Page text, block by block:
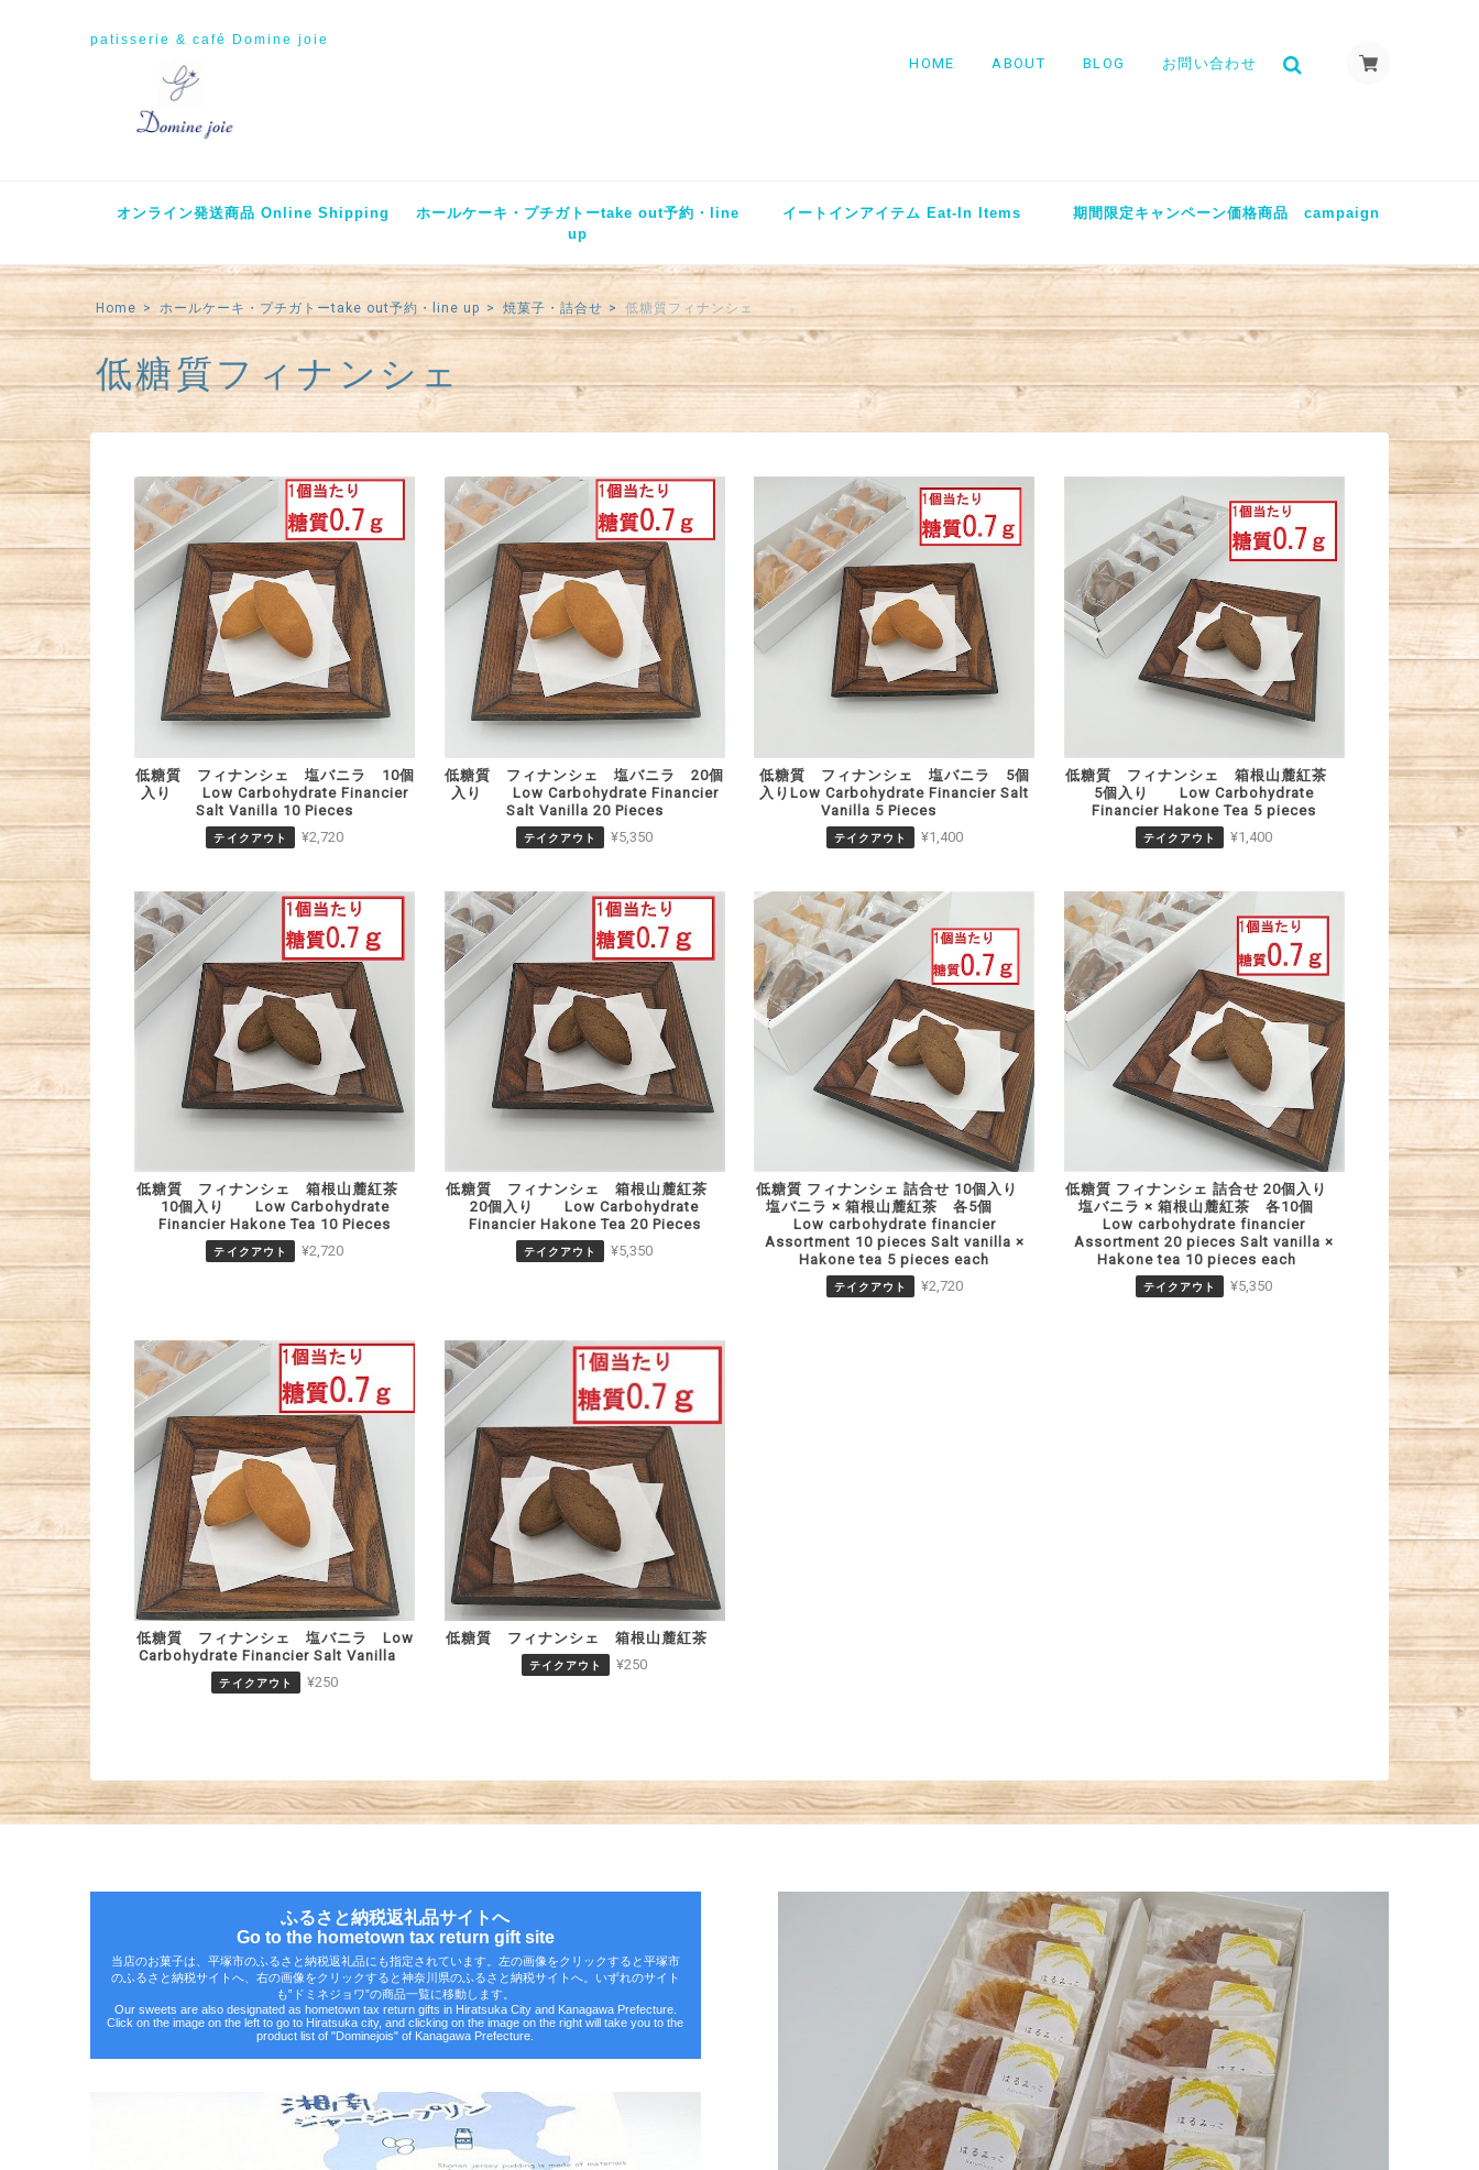
patisserie & café Domine joie
HOME ABOUT BLOG お問い合わせ
オンライン発送商品 Online Shipping
ホールケーキ・プチガトーtake out予約・line
up
イートインアイテム Eat-In Items 期間限定キャンペーン価格商品 campaign
Home ホールケーキ・プチガトーtake out予約・line up 焼菓子・詰合せ 低糖質フィナンシェ
低糖質フィナンシェ
低糖質 フィナンシェ 塩バニラ 10個
入り Low Carbohydrate Financier
Salt Vanilla 10 Pieces
テイクアウト ¥2,720
低糖質 フィナンシェ 塩バニラ 20個
入り Low Carbohydrate Financier
Salt Vanilla 20 Pieces
テイクアウト ¥5,350
低糖質 フィナンシェ 塩バニラ 5個
入りLow Carbohydrate Financier Salt
Vanilla 5 Pieces
テイクアウト ¥1,400
低糖質 フィナンシェ 箱根山麓紅茶
5個入り Low Carbohydrate
Financier Hakone Tea 5 pieces
テイクアウト ¥1,400
低糖質 フィナンシェ 箱根山麓紅茶
10個入り Low Carbohydrate
Financier Hakone Tea 10 Pieces
テイクアウト ¥2,720
低糖質 フィナンシェ 箱根山麓紅茶
20個入り Low Carbohydrate
Financier Hakone Tea 20 Pieces
テイクアウト ¥5,350
低糖質 フィナンシェ 詰合せ 10個入り
塩バニラ × 箱根山麓紅茶 各5個
Low carbohydrate financier
Assortment 10 pieces Salt vanilla ×
Hakone tea 5 pieces each
テイクアウト ¥2,720
低糖質 フィナンシェ 詰合せ 20個入り
塩バニラ × 箱根山麓紅茶 各10個
Low carbohydrate financier
Assortment 20 pieces Salt vanilla ×
Hakone tea 10 pieces each
テイクアウト ¥5,350
低糖質 フィナンシェ 塩バニラ Low
Carbohydrate Financier Salt Vanilla
テイクアウト ¥250
低糖質 フィナンシェ 箱根山麓紅茶
テイクアウト ¥250
ふるさと納税返礼品サイトへ
Go to the hometown tax return gift site
当店のお菓子は、平塚市のふるさと納税返礼品にも指定されています。左の画像をクリックすると平塚市
のふるさと納税サイトへ、右の画像をクリックすると神奈川県のふるさと納税サイトへ。いずれのサイト
も‟ドミネジョワ”の商品一覧に移動します。
Our sweets are also designated as hometown tax return gifts in Hiratsuka City and Kanagawa Prefecture.
Click on the image on the left to go to Hiratsuka city, and clicking on the image on the right will take you to the
product list of "Dominejois" of Kanagawa Prefecture.